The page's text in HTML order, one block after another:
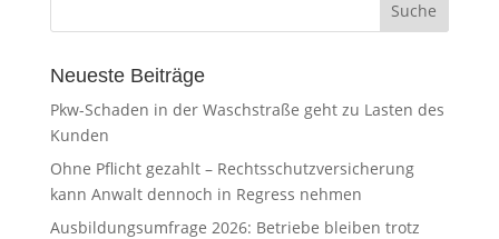
Neueste Beiträge
Pkw-Schaden in der Waschstraße geht zu Lasten des
Kunden
Ohne Pflicht gezahlt – Rechtsschutzversicherung
kann Anwalt dennoch in Regress nehmen
Ausbildungsumfrage 2026: Betriebe bleiben trotz